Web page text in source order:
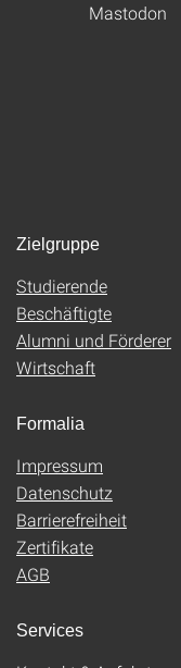
Mastodon
Zielgruppe
Studierende
Beschäftigte
Alumni und Förderer
Wirtschaft
Formalia
Impressum
Datenschutz
Barrierefreiheit
Zertifikate
AGB
Services